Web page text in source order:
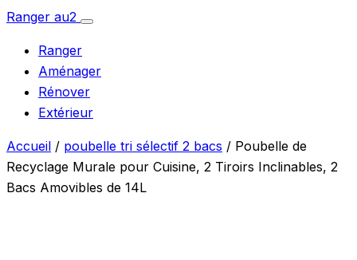
Aller
contenu
Ranger au2
Ouvrir
Ranger
Aménager
Rénover
Extérieur
Accueil / poubelle tri sélectif 2 bacs / Poubelle de
Recyclage Murale pour Cuisine, 2 Tiroirs Inclinables, 2
Bacs Amovibles de 14L